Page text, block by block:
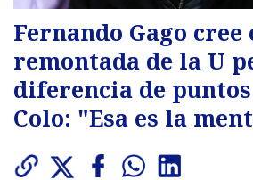
Fernando Gago cree
remontada de la U
diferencia de
Colo: "Esa es la